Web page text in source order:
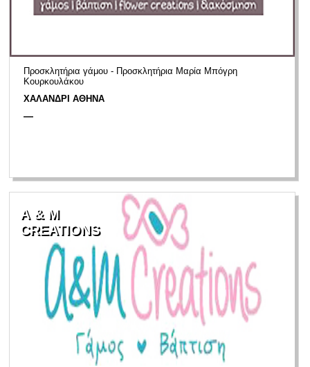
Προσκλητήρια γάμου - Προσκλητήρια Μαρία Μπόγρη
Κουρκουλάκου
ΧΑΛΑΝΔΡΙ ΑΘΗΝΑ
—
Α & M
CREATIONS